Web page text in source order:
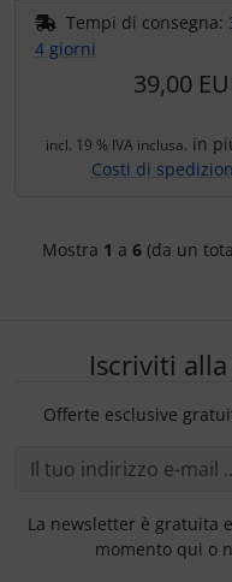
Tempi di consegna:
4 giorni
39,00
incl. 19 % IVA inclusa. in
Costi di
Mostra 1 a 6 (da un
Iscriviti
Offerte esclusive
La newsletter è gratuita
momento qui o